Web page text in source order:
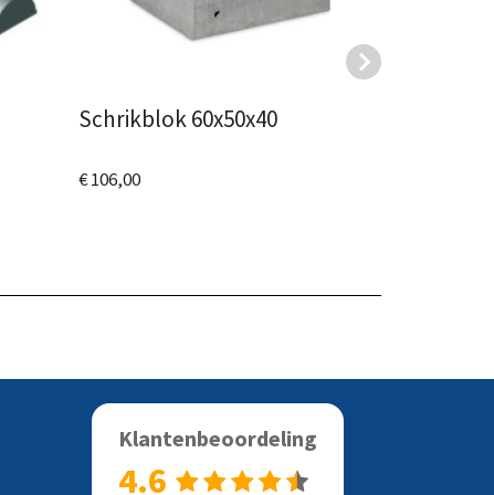
Schrikblok 60x50x40
€ 106,00
Klantenbeoordeling
4.6